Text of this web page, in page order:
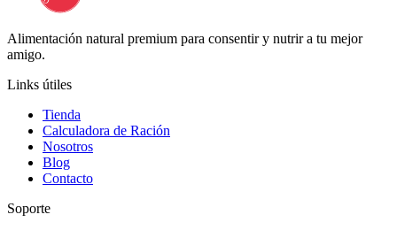
Alimentación natural premium para consentir y nutrir a tu mejor
amigo.
Links útiles
Tienda
Calculadora de Ración
Nosotros
Blog
Contacto
Soporte